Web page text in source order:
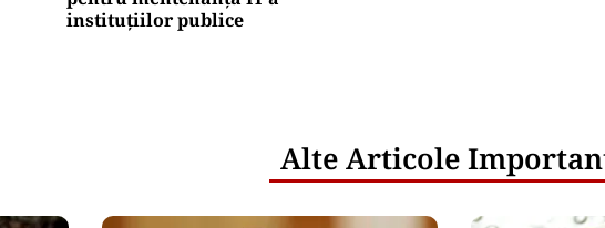
Canicula pune presiune pe economia
Oficiuldestiri.ro